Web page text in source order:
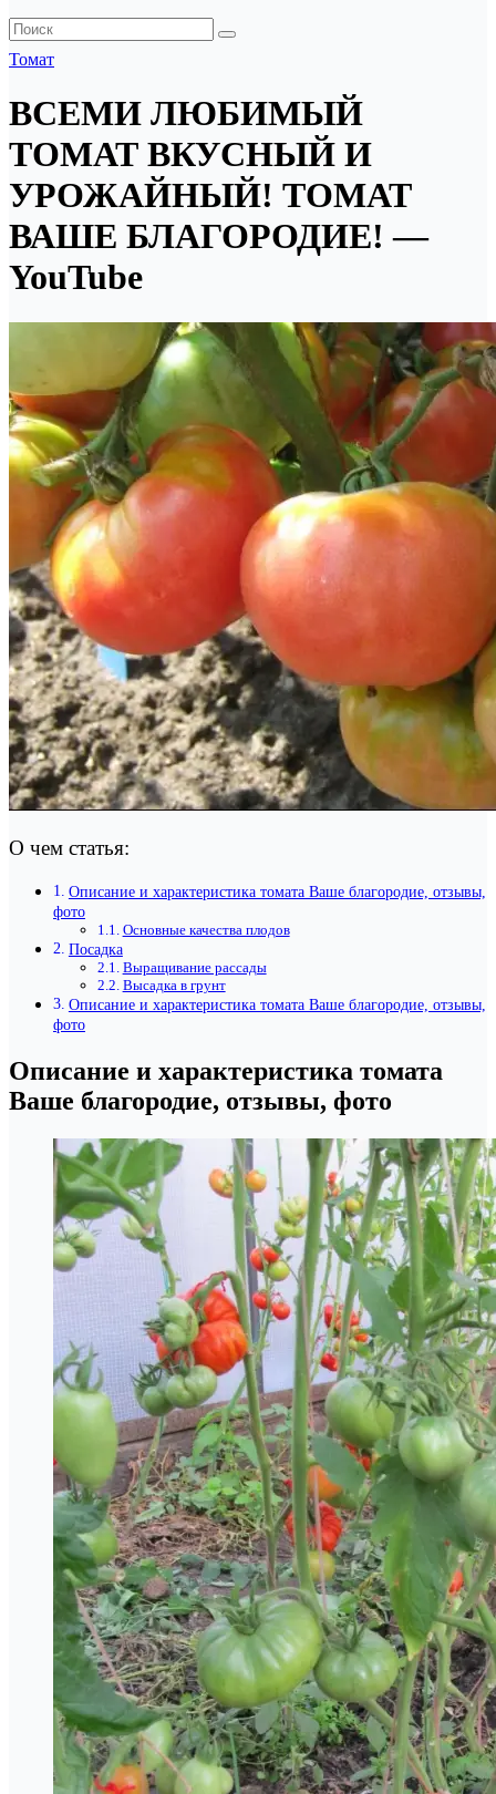
Томат
ВСЕМИ ЛЮБИМЫЙ
ТОМАТ ВКУСНЫЙ И
УРОЖАЙНЫЙ! ТОМАТ
ВАШЕ БЛАГОРОДИЕ! —
YouTube
О чем статья:
Описание и характеристика томата Ваше благородие, отзывы,
фото
Основные качества плодов
Посадка
Выращивание рассады
Высадка в грунт
Описание и характеристика томата Ваше благородие, отзывы,
фото
Описание и характеристика томата
Ваше благородие, отзывы, фото